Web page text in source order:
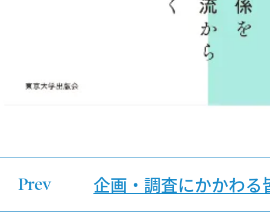
Prev 企画・調査にかかわる